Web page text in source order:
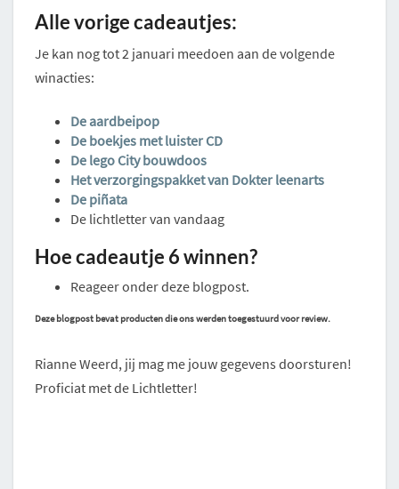
Alle vorige cadeautjes:
Je kan nog tot 2 januari meedoen aan de volgende
winacties:
De aardbeipop
De boekjes met luister CD
De lego City bouwdoos
Het verzorgingspakket van Dokter leenarts
De piñata
De lichtletter van vandaag
Hoe cadeautje 6 winnen?
Reageer onder deze blogpost.
Deze blogpost bevat producten die ons werden toegestuurd voor review.
Rianne Weerd, jij mag me jouw gegevens doorsturen!
Proficiat met de Lichtletter!